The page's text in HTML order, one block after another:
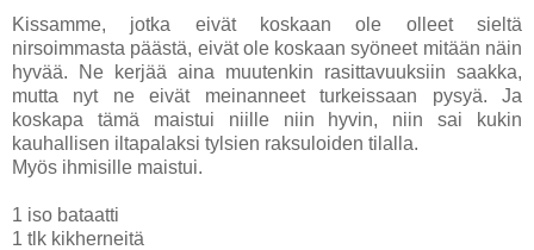
Kissamme, jotka eivät koskaan ole olleet sieltä
nirsoimmasta päästä, eivät ole koskaan syöneet mitään näin
hyvää. Ne kerjää aina muutenkin rasittavuuksiin saakka,
mutta nyt ne eivät meinanneet turkeissaan pysyä. Ja
koskapa tämä maistui niille niin hyvin, niin sai kukin
kauhallisen iltapalaksi tylsien raksuloiden tilalla.
Myös ihmisille maistui.
1 iso bataatti
1 tlk kikherneitä